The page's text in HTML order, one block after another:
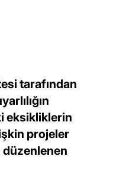
tarafından
eksikliklerin
projeler
düzenlenen